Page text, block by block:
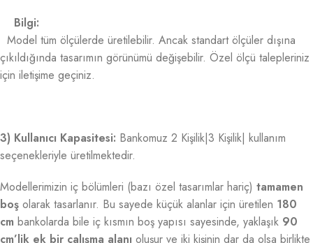
Bilgi:
Model tüm ölçülerde üretilebilir. Ancak standart ölçüler dışına
çıkıldığında tasarımın görünümü değişebilir. Özel ölçü talepleriniz
için iletişime geçiniz.
3) Kullanıcı Kapasitesi: Bankomuz 2 Kişilik|3 Kişilik| kullanım
seçenekleriyle üretilmektedir.
Modellerimizin iç bölümleri (bazı özel tasarımlar hariç) tamamen
boş olarak tasarlanır. Bu sayede küçük alanlar için üretilen 180
cm bankolarda bile iç kısmın boş yapısı sayesinde, yaklaşık 90
cm’lik ek bir çalışma alanı oluşur ve iki kişinin dar da olsa birlikte